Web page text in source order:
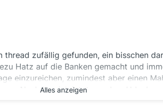
thread zufällig gefunden, ein bisschen
Hatz auf die Banken gemacht und
einzureichen, zumindest aber einen
Nachdem ich jetzt aus dem Urlaub
Alles anzeigen